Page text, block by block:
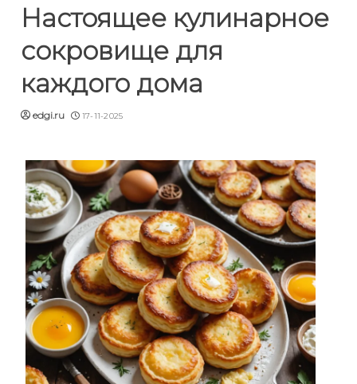
Настоящее кулинарное
сокровище для
каждого дома
edgi.ru 17-11-2025